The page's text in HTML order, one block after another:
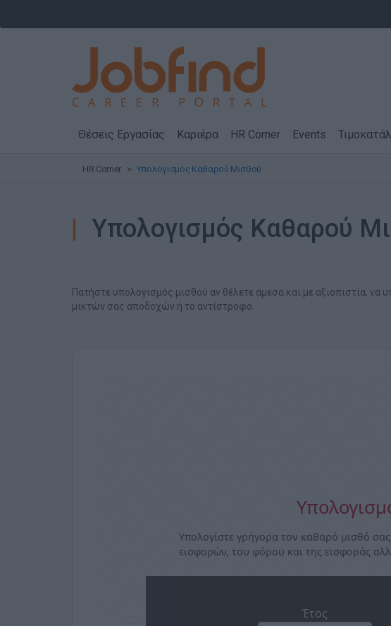
Θέσεις Εργασίας Καριέρα HR Corner Events
HR Corner Υπολογισμός Καθαρού Μισθού
Υπολογισμός Καθαρού
Πατήστε υπολογισμός μισθού αν θέλετε άμεσα και με αξιοπιστία,
μικτών σας αποδοχών ή το αντίστροφο.